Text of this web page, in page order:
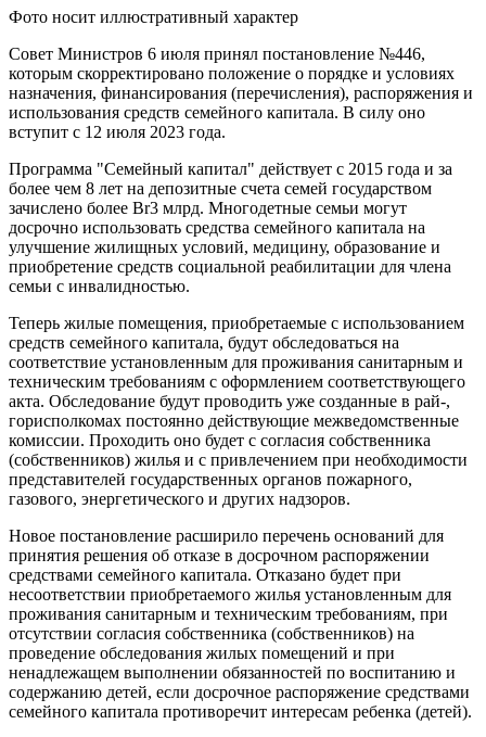
Фото носит иллюстративный характер
Совет Министров 6 июля принял постановление №446,
которым скорректировано положение о порядке и условиях
назначения, финансирования (перечисления), распоряжения и
использования средств семейного капитала. В силу оно
вступит с 12 июля 2023 года.
Программа "Семейный капитал" действует с 2015 года и за
более чем 8 лет на депозитные счета семей государством
зачислено более Br3 млрд. Многодетные семьи могут
досрочно использовать средства семейного капитала на
улучшение жилищных условий, медицину, образование и
приобретение средств социальной реабилитации для члена
семьи с инвалидностью.
Теперь жилые помещения, приобретаемые с использованием
средств семейного капитала, будут обследоваться на
соответствие установленным для проживания санитарным и
техническим требованиям с оформлением соответствующего
акта. Обследование будут проводить уже созданные в рай-,
горисполкомах постоянно действующие межведомственные
комиссии. Проходить оно будет с согласия собственника
(собственников) жилья и с привлечением при необходимости
представителей государственных органов пожарного,
газового, энергетического и других надзоров.
Новое постановление расширило перечень оснований для
принятия решения об отказе в досрочном распоряжении
средствами семейного капитала. Отказано будет при
несоответствии приобретаемого жилья установленным для
проживания санитарным и техническим требованиям, при
отсутствии согласия собственника (собственников) на
проведение обследования жилых помещений и при
ненадлежащем выполнении обязанностей по воспитанию и
содержанию детей, если досрочное распоряжение средствами
семейного капитала противоречит интересам ребенка (детей).